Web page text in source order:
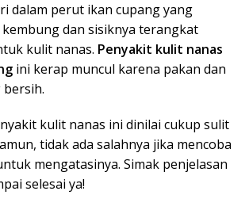
dalam perut ikan cupang yang
dan sisiknya terangkat
kulit nanas. Penyakit kulit nanas
ini kerap muncul karena pakan dan
kulit nanas ini dinilai cukup sulit
tidak ada salahnya jika mencoba
mengatasinya. Simak penjelasan
selesai ya!